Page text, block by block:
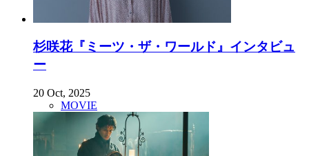
杉咲花『ミーツ・ザ・ワールド』インタビュ
ー
20 Oct, 2025
MOVIE